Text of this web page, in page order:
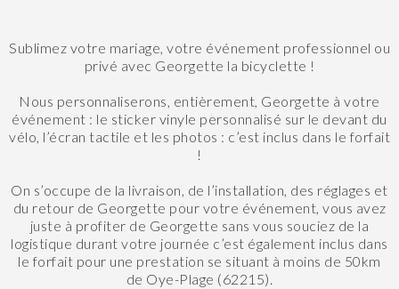
Sublimez votre mariage, votre événement professionnel ou
privé avec Georgette la bicyclette !
Nous personnaliserons, entièrement, Georgette à votre
événement : le sticker vinyle personnalisé sur le devant du
vélo, l’écran tactile et les photos : c’est inclus dans le forfait
!
On s’occupe de la livraison, de l’installation, des réglages et
du retour de Georgette pour votre événement, vous avez
juste à profiter de Georgette sans vous souciez de la
logistique durant votre journée c’est également inclus dans
le forfait pour une prestation se situant à moins de 50km
de Oye-Plage (62215).